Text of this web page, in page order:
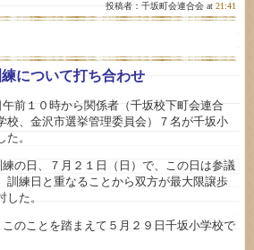
投稿者：千坂町会連合会 at21:41
練について打ち合わせ
前１０時から関係者（千坂校下町会連合
校、金沢市選挙管理委員会）７名が千坂小
。
の日、７月２１日（日）で、この日は参議
訓練日と重なることから双方が最大限譲歩
た。
のことを踏まえて５月２９日千坂小学校で